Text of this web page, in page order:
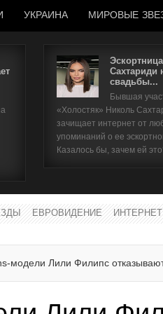
УКРАИНА МИРОВЫЕ
Сахтариди
свадьбы...
Бывшая
«Холостяк» Николь
зачищает интернет от
упоминаний о ее
Казалось бы, зачем ей
ЕВРОВИДЕНИЕ ИНТЕРНЕТ
модели Лили Филипс